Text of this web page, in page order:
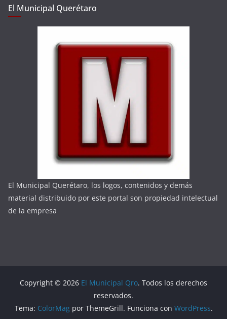
El Municipal Querétaro
El Municipal Querétaro, los logos, contenidos y demás
material distribuido por este portal son propiedad intelectual
de la empresa
Copyright © 2026 El Municipal Qro. Todos los derechos
reservados.
Tema: ColorMagpor ThemeGrill. Funciona con WordPress.